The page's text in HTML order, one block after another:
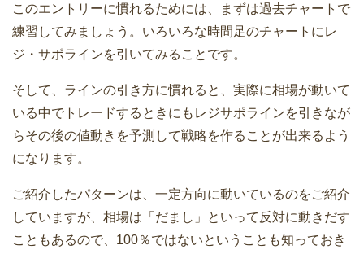
このエントリーに慣れるためには、まずは過去チャートで
練習してみましょう。いろいろな時間足のチャートにレ
ジ・サポラインを引いてみることです。
そして、ラインの引き方に慣れると、実際に相場が動いて
いる中でトレードするときにもレジサポラインを引きなが
らその後の値動きを予測して戦略を作ることが出来るよう
になります。
ご紹介したパターンは、一定方向に動いているのをご紹介
していますが、相場は「だまし」といって反対に動きだす
こともあるので、100％ではないということも知っておき